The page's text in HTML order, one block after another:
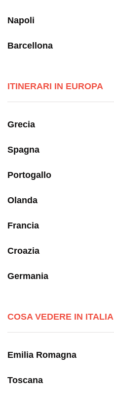
Napoli
Barcellona
ITINERARI IN EUROPA
Grecia
Spagna
Portogallo
Olanda
Francia
Croazia
Germania
COSA VEDERE IN ITALIA
Emilia Romagna
Toscana